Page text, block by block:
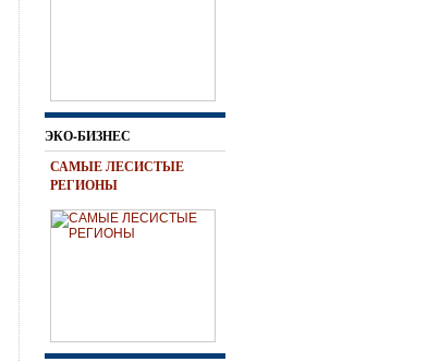
ЭКО-БИЗНЕС
САМЫЕ ЛЕСИСТЫЕ
РЕГИОНЫ